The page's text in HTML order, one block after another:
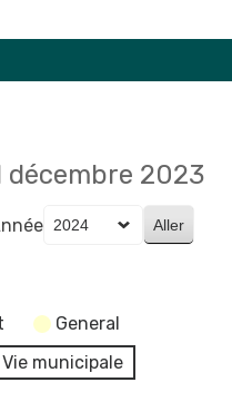
décembre 2023
General
Vie municipale